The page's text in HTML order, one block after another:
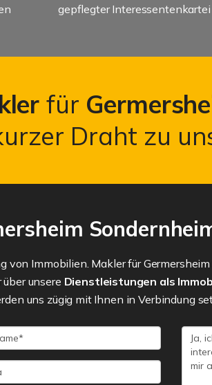
gepflegter Interessentenkartei
für
Draht zu
von Immobilien. Makler für
unsere Dienstleistungen als
uns zügig mit Ihnen in Verbindung